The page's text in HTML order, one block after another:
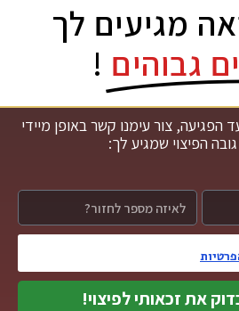
מגיעים לך
גבוהים !
צור עימנו קשר באופן מיידי
הפיצוי שמגיע לך:
את זכאותי לפיצוי!